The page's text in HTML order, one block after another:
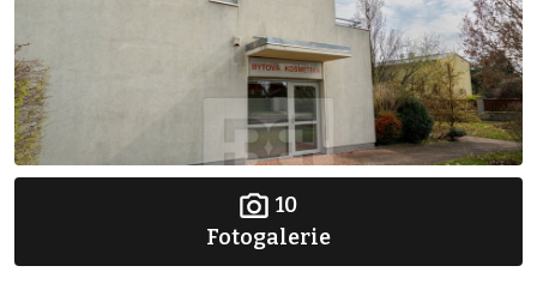
10
Fotogalerie